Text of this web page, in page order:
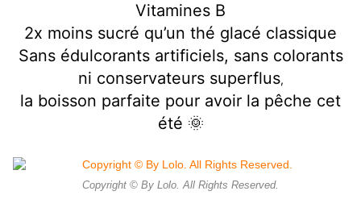
Vitamines B
2x moins sucré qu’un thé glacé classique
Sans édulcorants artificiels, sans colorants
ni conservateurs superflus,
la boisson parfaite pour avoir la pêche cet
été 🌞
Copyright © By Lolo. All Rights Reserved.